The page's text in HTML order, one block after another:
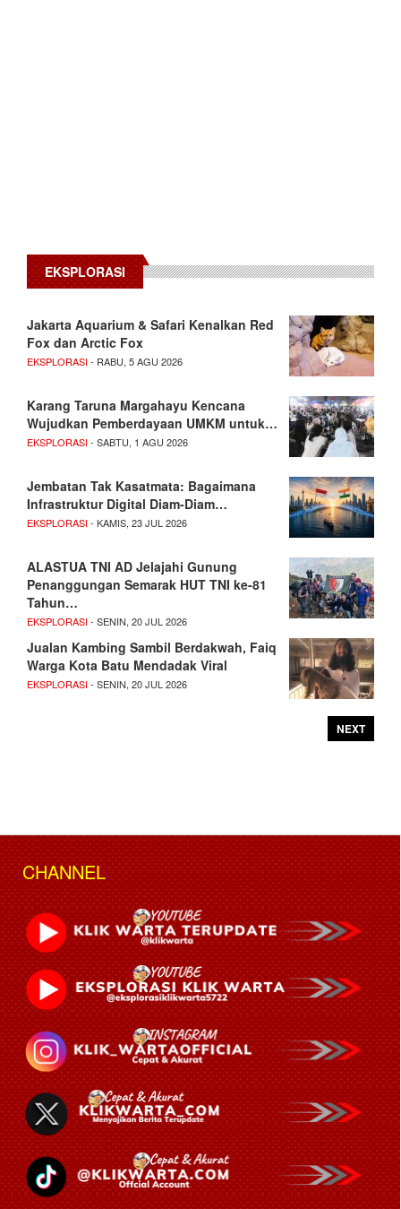
EKSPLORASI
Jakarta Aquarium & Safari Kenalkan Red
Fox dan Arctic Fox
EKSPLORASI- RABU, 5 AGU 2026
Karang Taruna Margahayu Kencana
Wujudkan Pemberdayaan UMKM untuk…
EKSPLORASI- SABTU, 1 AGU 2026
Jembatan Tak Kasatmata: Bagaimana
Infrastruktur Digital Diam-Diam…
EKSPLORASI- KAMIS, 23 JUL 2026
ALASTUA TNI AD Jelajahi Gunung
Penanggungan Semarak HUT TNI ke-81
Tahun…
EKSPLORASI- SENIN, 20 JUL 2026
Jualan Kambing Sambil Berdakwah, Faiq
Warga Kota Batu Mendadak Viral
EKSPLORASI- SENIN, 20 JUL 2026
NEXT
CHANNEL